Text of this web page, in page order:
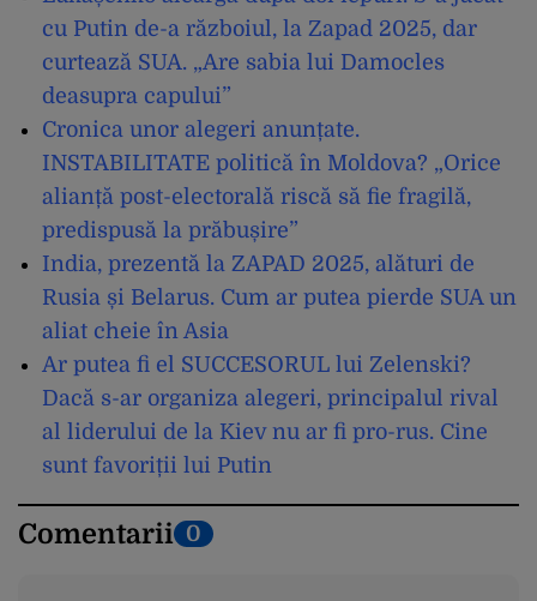
cu Putin de-a războiul, la Zapad 2025, dar
curtează SUA. „Are sabia lui Damocles
deasupra capului”
Cronica unor alegeri anunțate.
INSTABILITATE politică în Moldova? „Orice
alianță post-electorală riscă să fie fragilă,
predispusă la prăbușire”
India, prezentă la ZAPAD 2025, alături de
Rusia și Belarus. Cum ar putea pierde SUA un
aliat cheie în Asia
Ar putea fi el SUCCESORUL lui Zelenski?
Dacă s-ar organiza alegeri, principalul rival
al liderului de la Kiev nu ar fi pro-rus. Cine
sunt favoriții lui Putin
Comentarii 0